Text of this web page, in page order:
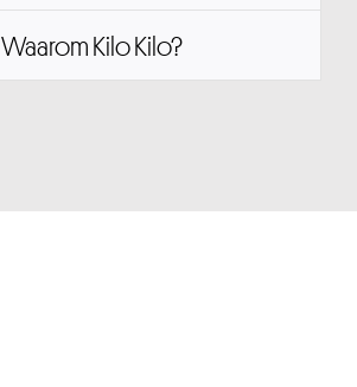
Waarom Kilo Kilo?